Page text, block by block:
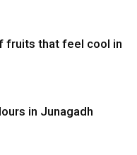
fruits that feel cool in
in Junagadh